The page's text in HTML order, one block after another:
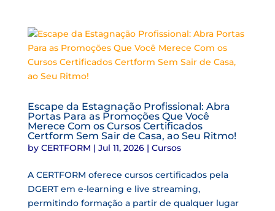
Escape da Estagnação Profissional: Abra
Portas Para as Promoções Que Você
Merece Com os Cursos Certificados
Certform Sem Sair de Casa, ao Seu Ritmo!
by CERTFORM | Jul 11, 2026| Cursos
A CERTFORM oferece cursos certificados pela
DGERT em e-learning e live streaming,
permitindo formação a partir de qualquer lugar